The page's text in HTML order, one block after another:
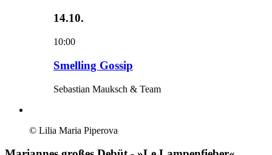
14.10.
10:00
Smelling Gossip
Sebastian Mauksch & Team
© Lilia Maria Piperova